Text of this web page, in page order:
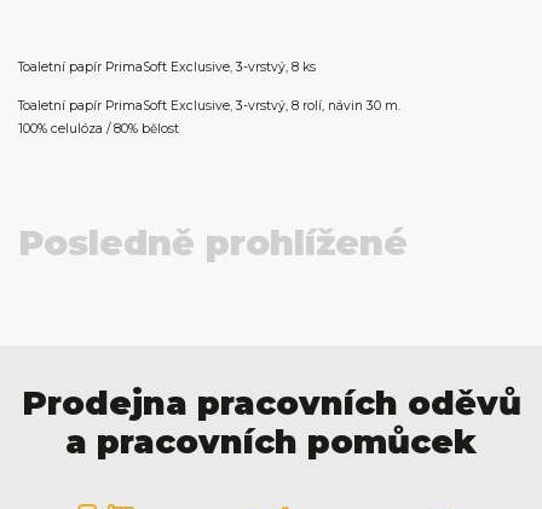
Toaletní papír PrimaSoft Exclusive, 3-vrstvý, 8 ks
Toaletní papír PrimaSoft Exclusive, 3-vrstvý, 8 rolí, návin 30 m.
100% celulóza / 80% bělost
Posledně prohlížené
Prodejna pracovních oděvů
a pracovních pomůcek